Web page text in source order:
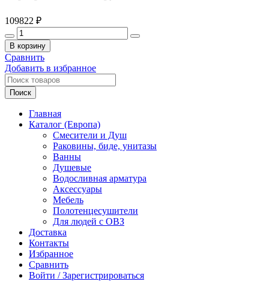
109822 ₽
Количество
товара
ALMAR
BEAM
Душ
настенный
мультифнкциональный
шарнире
с
типами
В корзину
Сравнить
Добавить в избранное
Поиск
Главная
Каталог (Европа)
Смесители и Душ
Раковины, биде, унитазы
Ванны
Душевые
Водосливная арматура
Аксессуары
Мебель
Полотенцесушители
Для людей с ОВЗ
Доставка
Контакты
Избранное
Сравнить
Войти / Зарегистрироваться